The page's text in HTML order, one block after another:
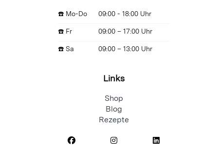
☎️ Sa 09:00 – 13:00 Uhr
Rezepte